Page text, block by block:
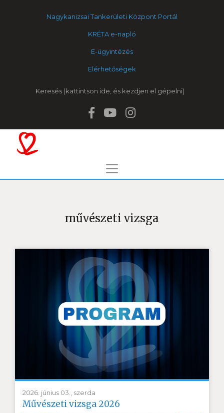
Nagykanizsai Tankerületi Központ Portál
KRÉTA e-napló
E-ügyintézés
Elérhetőségek
Keresés
művészeti vizsga
2026. június 03., szerda
Művészeti vizsga 2026